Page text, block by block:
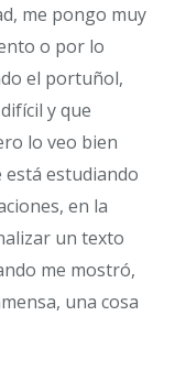
me pongo muy
o por lo
el portuñol,
y que
lo veo bien
está estudiando
en la
un texto
me mostró,
una cosa